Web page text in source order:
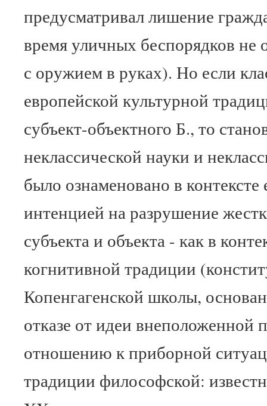
предусматривал лишение
время уличных беспорядков
с оружием в руках). Но если
европейской культурной
субъект-объектного Б., то
неклассической науки и
было ознаменовано в
интенцией на разрушение
субъекта и объекта - как в
когнитивной традиции
Копенгагенской школы,
отказе от идеи внеположенной
отношению к приборной
традиции философской: